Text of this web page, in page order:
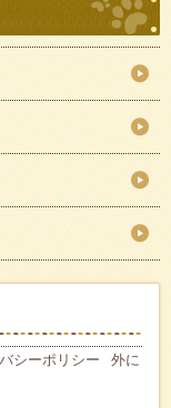
シーポリシー
外に